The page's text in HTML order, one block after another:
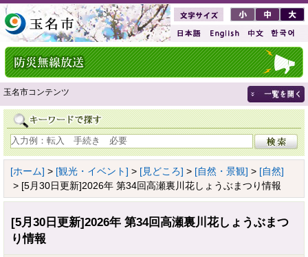
玉名市コンテンツ
[ホーム] > [観光・イベント] > [見どころ] > [自然・景観] > [自然]
> [5月30日更新]2026年 第34回高瀬裏川花しょうぶまつり情報
[5月30日更新]2026年 第34回高瀬裏川花しょうぶまつ
り情報